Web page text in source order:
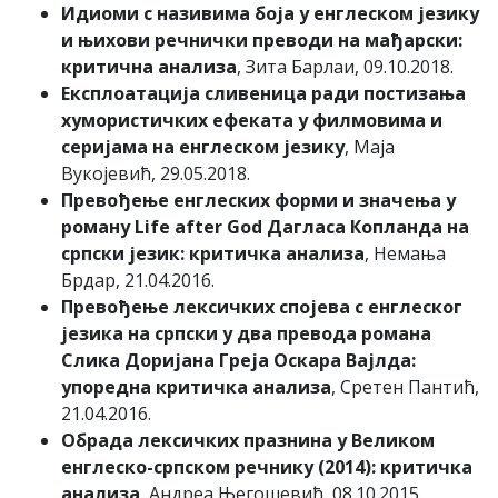
Идиоми с називима боја у енглеском језику
и њихови речнички преводи на мађарски:
критична анализа, Зита Барлаи, 09.10.2018.
Експлоатација сливеница ради постизања
хумористичких ефеката у филмовима и
серијама на енглеском језику, Маја
Вукојевић, 29.05.2018.
Превођење енглеских форми и значења у
роману Life after God Дагласа Копланда на
српски језик: критичка анализа, Немања
Брдар, 21.04.2016.
Превођење лексичких спојева с енглеског
језика на српски у два превода романа
Слика Доријана Греја Оскара Вајлда:
упоредна критичка анализа, Сретен Пантић,
21.04.2016.
Обрада лексичких празнина у Великом
енглеско-српском речнику (2014): критичка